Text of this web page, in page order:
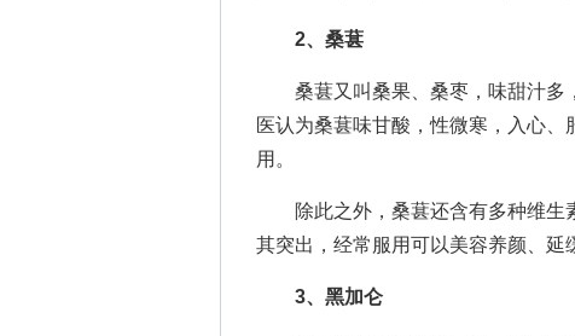
2、桑葚
桑葚又叫桑果、桑枣，味甜汁多，
医认为桑葚味甘酸，性微寒，入心
用。
除此之外，桑葚还含有多种维生
其突出，经常服用可以美容养颜、延
3、黑加仑